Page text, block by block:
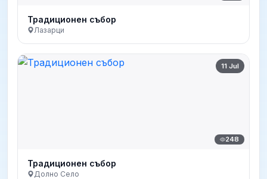
Традиционен събор
Лазарци
11 Jul
248
Традиционен събор
Долно Село